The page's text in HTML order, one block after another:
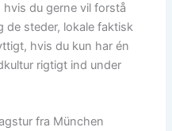
du gerne vil forstå
de steder, lokale faktisk
hvis du kun har én
rigtigt ind under
fra München